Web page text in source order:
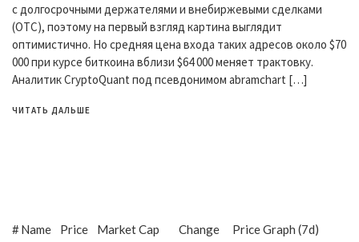
с долгосрочными держателями и внебиржевыми сделками
(OTC), поэтому на первый взгляд картина выглядит
оптимистично. Но средняя цена входа таких адресов около $70
000 при курсе биткоина вблизи $64 000 меняет трактовку.
Аналитик CryptoQuant под псевдонимом abramchart […]
ЧИТАТЬ ДАЛЬШЕ
#Name Price Market Cap Change Price Graph (7d)